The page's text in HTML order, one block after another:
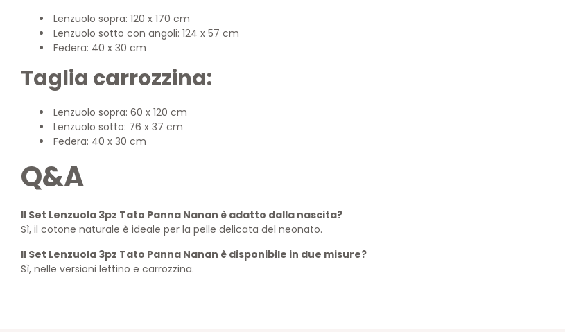
Lenzuolo sopra: 120 x 170 cm
Lenzuolo sotto con angoli: 124 x 57 cm
Federa: 40 x 30 cm
Taglia carrozzina:
Lenzuolo sopra: 60 x 120 cm
Lenzuolo sotto: 76 x 37 cm
Federa: 40 x 30 cm
Q&A
Il Set Lenzuola 3pz Tato Panna Nanan è adatto dalla nascita?
Sì, il cotone naturale è ideale per la pelle delicata del neonato.
Il Set Lenzuola 3pz Tato Panna Nanan è disponibile in due misure?
Sì, nelle versioni lettino e carrozzina.